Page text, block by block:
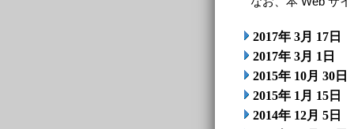
2017年 3月 17日
2017年 3月 1日
2015年 10月 30日
2015年 1月 15日
2014年 12月 5日